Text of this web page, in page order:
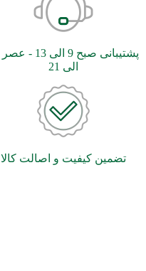
الی 21
تضمین کیفیت و اصالت کالا